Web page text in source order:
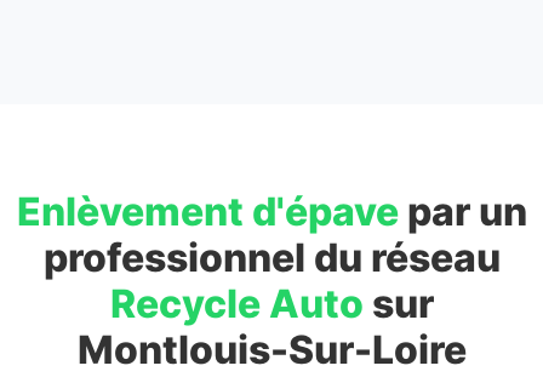
Enlèvement d'épavepar un
professionnel du réseau
Recycle Auto sur
Montlouis-Sur-Loire